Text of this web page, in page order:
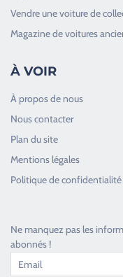
Vendre une voiture de
Magazine de voitures
À VOIR
À propos de nous
Nous contacter
Plan du site
Mentions légales
Politique de confidentialité
Ne manquez pas les
abonnés !
Toujours heureux